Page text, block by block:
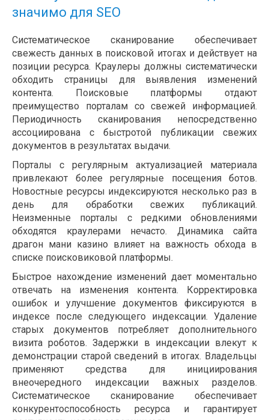
значимо для SEO
Систематическое сканирование обеспечивает
свежесть данных в поисковой итогах и действует на
позиции ресурса. Краулеры должны систематически
обходить страницы для выявления изменений
контента. Поисковые платформы отдают
преимущество порталам со свежей информацией.
Периодичность сканирования непосредственно
ассоциирована с быстротой публикации свежих
документов в результатах выдачи.
Порталы с регулярным актуализацией материала
привлекают более регулярные посещения ботов.
Новостные ресурсы индексируются несколько раз в
день для обработки свежих публикаций.
Неизменные порталы с редкими обновлениями
обходятся краулерами нечасто. Динамика сайта
драгон мани казино влияет на важность обхода в
списке поисковиковой платформы.
Быстрое нахождение изменений дает моментально
отвечать на изменения контента. Корректировка
ошибок и улучшение документов фиксируются в
индексе после следующего индексации. Удаление
старых документов потребляет дополнительного
визита роботов. Задержки в индексации влекут к
демонстрации старой сведений в итогах. Владельцы
применяют средства для инициирования
внеочередного индексации важных разделов.
Систематическое сканирование обеспечивает
конкурентоспособность ресурса и гарантирует